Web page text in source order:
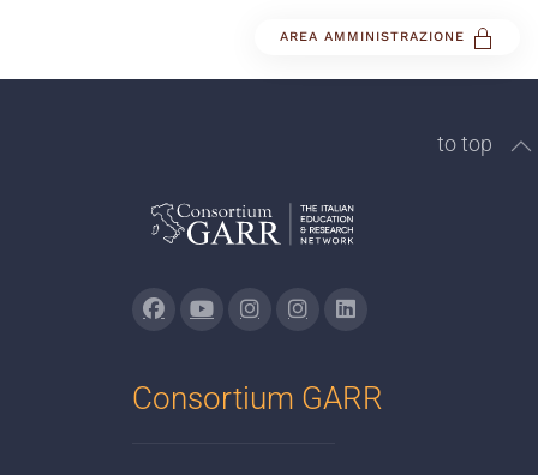
AREA AMMINISTRAZIONE
to top
Consortium GARR